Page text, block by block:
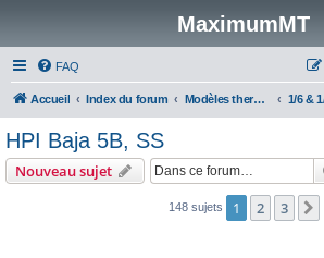
MaximumMT
FAQ
Accueil Index du forum Modèles thermiques
HPI Baja 5B, SS
Nouveau sujet
148 sujets 1 2 3